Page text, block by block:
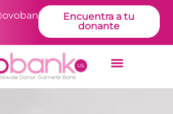
Encuentra a tu
donante